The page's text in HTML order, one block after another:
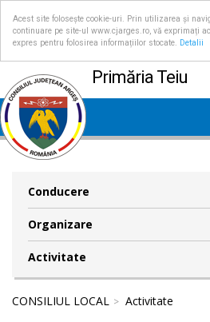
Acest site folosește cookie-uri. Prin utilizarea și
continuare pe site-ul www.cjarges.ro, vă exprimați
expres pentru folosirea informațiilor stocate.
Detalii
Primăria Teiu
Conducere
Organizare
Activitate
CONSILIUL LOCAL Activitate